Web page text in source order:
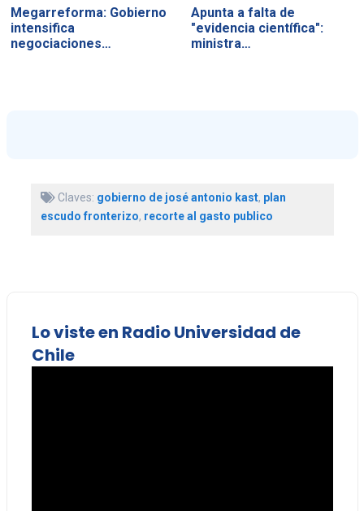
Megarreforma: Gobierno
intensifica
negociaciones…
Apunta a falta de
"evidencia científica":
ministra…
Claves: gobierno de josé antonio kast, plan
escudo fronterizo, recorte al gasto publico
Lo viste en Radio Universidad de
Chile